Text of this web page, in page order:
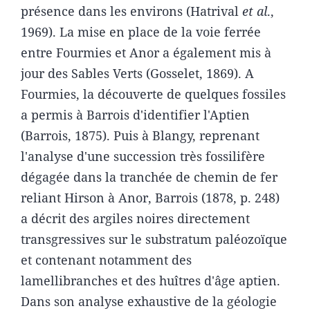
présence dans les environs (Hatrival et al.,
1969). La mise en place de la voie ferrée
entre Fourmies et Anor a également mis à
jour des Sables Verts (Gosselet, 1869). A
Fourmies, la découverte de quelques fossiles
a permis à Barrois d'identifier l'Aptien
(Barrois, 1875). Puis à Blangy, reprenant
l'analyse d'une succession très fossilifère
dégagée dans la tranchée de chemin de fer
reliant Hirson à Anor, Barrois (1878, p. 248)
a décrit des argiles noires directement
transgressives sur le substratum paléozoïque
et contenant notamment des
lamellibranches et des huîtres d'âge aptien.
Dans son analyse exhaustive de la géologie